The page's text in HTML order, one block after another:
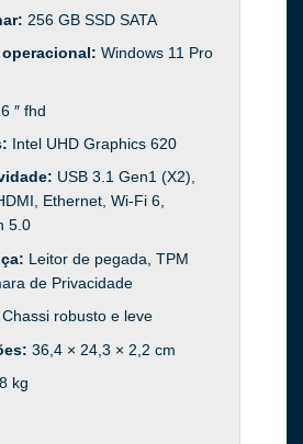
256 GB SSD SATA
Windows 11 Pro
″ fhd
Intel UHD Graphics 620
USB 3.1 Gen1 (X2),
Ethernet, Wi-Fi 6,
5.0
Leitor de pegada, TPM
de Privacidade
Chassi robusto e leve
36,4 × 24,3 × 2,2 cm
kg